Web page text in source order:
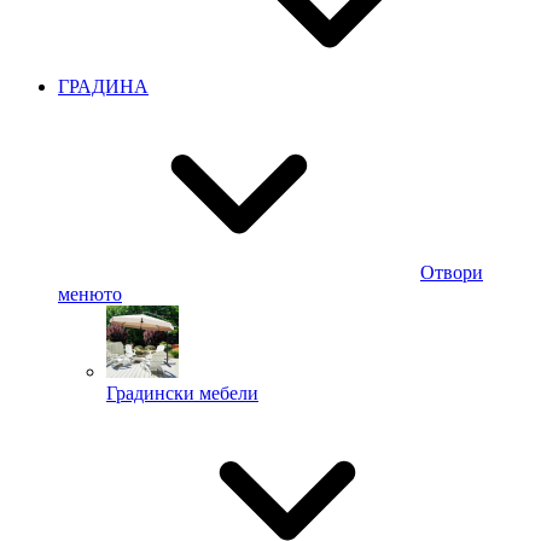
ГРАДИНА
Отвори
менюто
Градински мебели